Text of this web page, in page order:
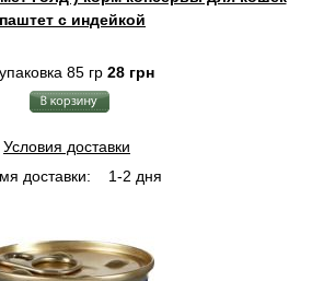
паштет с индейкой
85 гр 28 грн
Условия доставки
доставки:
1-2 дня